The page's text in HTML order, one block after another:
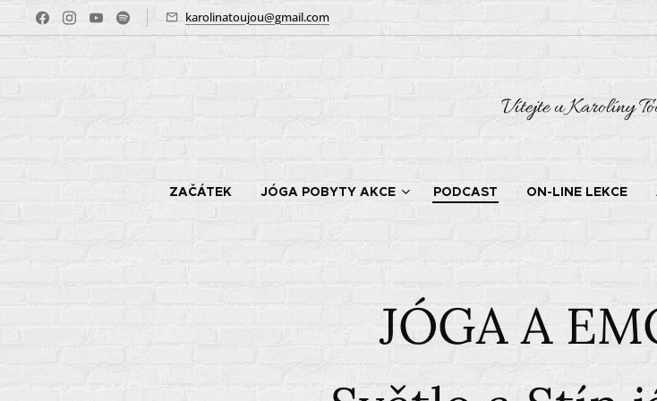
karolinatoujou@gmail.com
Vítejte u Karolíny
ZAČÁTEK JÓGA POBYTY AKCE PODCAST ON-LINE LEKCE
JÓGA A